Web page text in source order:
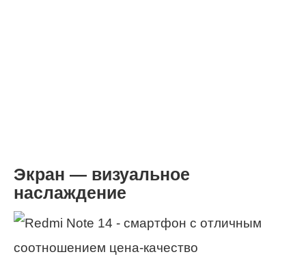
Экран — визуальное
наслаждение